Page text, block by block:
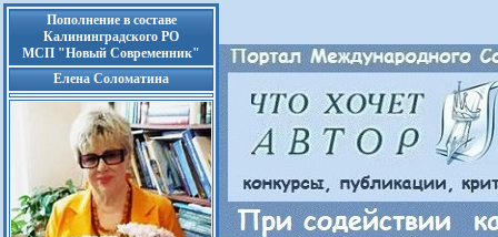
Пополнение в составе
Калининградского РО
МСП "Новый Современник"
Елена Соломатина